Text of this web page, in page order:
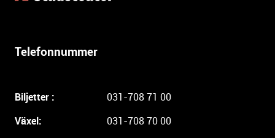
Telefonnummer
Biljetter :
031-708 71 00
Växel:
031-708 70 00